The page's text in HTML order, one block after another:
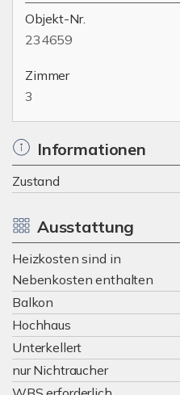
Objekt-Nr.
234659
Zimmer
3
Informationen
Zustand
Ausstattung
Heizkosten sind in
Nebenkosten enthalten
Balkon
Hochhaus
Unterkellert
nur Nichtraucher